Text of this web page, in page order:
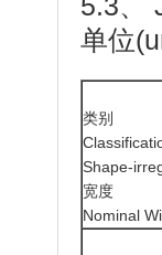
单位
类别
Shape-
宽度
Nominal